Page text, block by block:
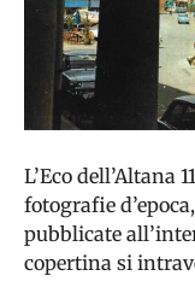
L’Eco dell’Altana
fotografie
pubblicate
copertina si